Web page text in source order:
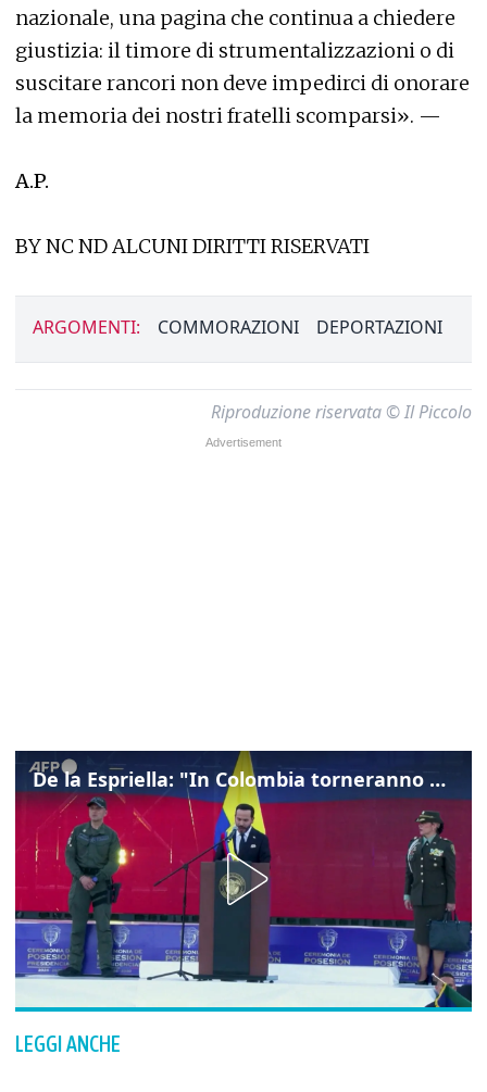
nazionale, una pagina che continua a chiedere
giustizia: il timore di strumentalizzazioni o di
suscitare rancori non deve impedirci di onorare
la memoria dei nostri fratelli scomparsi». —
A.P.
BY NC ND ALCUNI DIRITTI RISERVATI
ARGOMENTI: COMMORAZIONI DEPORTAZIONI
Riproduzione riservata © Il Piccolo
De la Espriella: "In Colombia torneranno ordine, autorità e libertà"
LEGGI ANCHE